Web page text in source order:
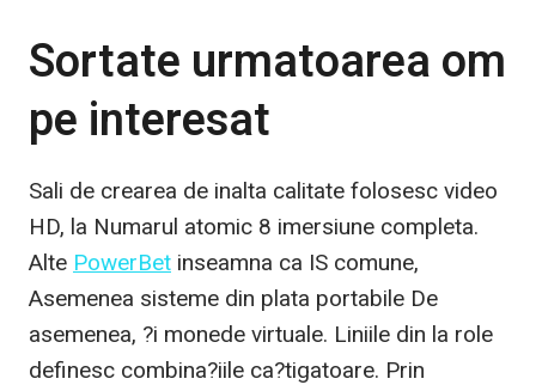
Sortate urmatoarea om
pe interesat
Sali de crearea de inalta calitate folosesc video
HD, la Numarul atomic 8 imersiune completa.
Alte PowerBet inseamna ca IS comune,
Asemenea sisteme din plata portabile De
asemenea, ?i monede virtuale. Liniile din la role
definesc combina?iile ca?tigatoare. Prin